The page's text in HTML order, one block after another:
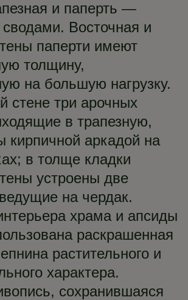
и паперть —
Восточная и
паперти имеют
толщину,
на большую нагрузку.
стене три арочных
в трапезную,
аркадой на
в толще кладки
устроены две
на чердак.
храма и апсиды
раскрашенная
растительного и
характера.
сохранившаяся